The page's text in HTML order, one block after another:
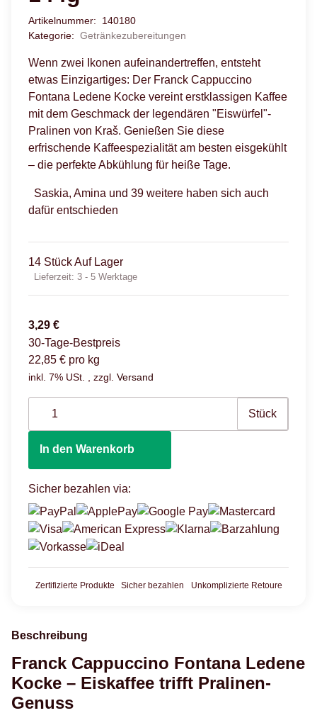
Artikelnummer: 140180
Kategorie: Getränkezubereitungen
Wenn zwei Ikonen aufeinandertreffen, entsteht
etwas Einzigartiges: Der Franck Cappuccino
Fontana Ledene Kocke vereint erstklassigen Kaffee
mit dem Geschmack der legendären "Eiswürfel"-
Pralinen von Kraš. Genießen Sie diese
erfrischende Kaffeespezialität am besten eisgekühlt
– die perfekte Abkühlung für heiße Tage.
Saskia, Amina und 39 weitere haben sich auch
dafür entschieden
14 Stück Auf Lager
Lieferzeit: 3 - 5 Werktage
3,29 €
30-Tage-Bestpreis
22,85 € pro kg
inkl. 7% USt. , zzgl. Versand
Stück
In den Warenkorb
Sicher bezahlen via:
Zertifizierte Produkte Sicher bezahlen Unkomplizierte Retoure
Beschreibung
Franck Cappuccino Fontana Ledene
Kocke – Eiskaffee trifft Pralinen-
Genuss